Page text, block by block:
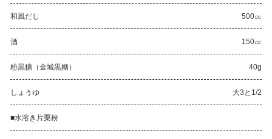
和風だし 500㏄
酒 150㏄
粉黒糖（金城黒糖） 40g
しょうゆ 大3と1/2
■水溶き片栗粉